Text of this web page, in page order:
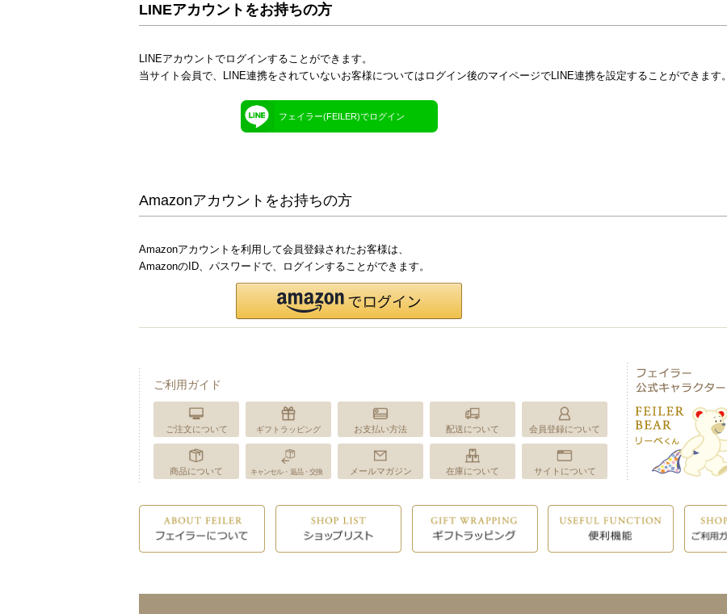
LINEアカウントをお持ちの方
LINEアカウントでログインすることができます。
当サイト会員で、LINE連携をされていないお客様についてはログイン後のマイページでLINE連携を設定することができます。
フェイラー(FEILER)でログイン
Amazonアカウントをお持ちの方
Amazonアカウントを利用して会員登録されたお客様は、
AmazonのID、パスワードで、ログインすることができます。
ご利用ガイド
ご注文について ギフトラッピング お支払い方法 配送について 会員登録について
商品について キャンセル・返品・交換 メールマガジン 在庫について サイトについて